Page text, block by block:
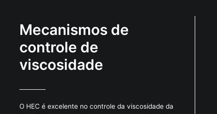
Mecanismos de
controle de
viscosidade
O HEC é excelente no controle da viscosidade da